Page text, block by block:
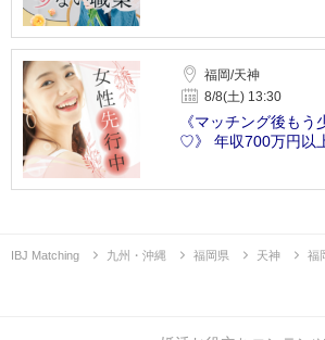
福岡/天神
8/8(土) 13:30
《マッチング後も
♡》 年収700万円以
IBJ Matching 九州・沖縄 福岡県 天神 福